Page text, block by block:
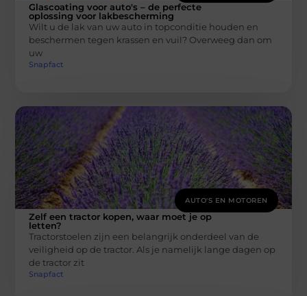
Glascoating voor auto's – de perfecte
oplossing voor lakbescherming
Wilt u de lak van uw auto in topconditie houden en
beschermen tegen krassen en vuil? Overweeg dan om
uw
Snapfact
AUTO'S EN MOTOREN
Zelf een tractor kopen, waar moet je op
letten?
Tractorstoelen zijn een belangrijk onderdeel van de
veiligheid op de tractor. Als je namelijk lange dagen op
de tractor zit
Snapfact